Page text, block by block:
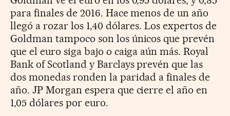
para finales de 2016. Hace menos de un año
llegó a rozar los 1,40 dólares. Los expertos de
Goldman tampoco son los únicos que prevén
que el euro siga bajo o caiga aún más. Royal
Bank of Scotland y Barclays prevén que las
dos monedas ronden la paridad a finales de
año. JP Morgan espera que cierre el año en
1,05 dólares por euro.